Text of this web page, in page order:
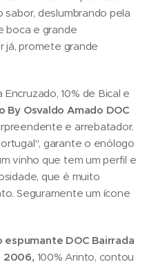
deslumbrando pela
boca e grande
já, promete grande
10% de Bical e
By Osvaldo Amado DOC
e arrebatador.
garante o enólogo
vinho que tem um perfil e
que é muito
Seguramente um ícone
espumante DOC Bairrada
2006, 100% Arinto, contou